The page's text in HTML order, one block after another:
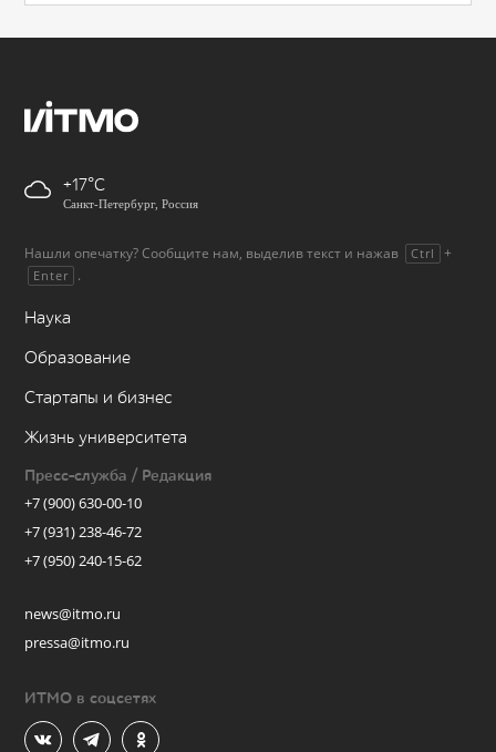
+17
Санкт-Петербург, Россия
Нашли опечатку? Сообщите нам, выделив текст и нажав Ctrl +
Enter .
Наука
Образование
Стартапы и бизнес
Жизнь университета
Пресс-служба / Редакция
+7 (900) 630-00-10
+7 (931) 238-46-72
+7 (950) 240-15-62
news@itmo.ru
pressa@itmo.ru
ИТМО в соцсетях